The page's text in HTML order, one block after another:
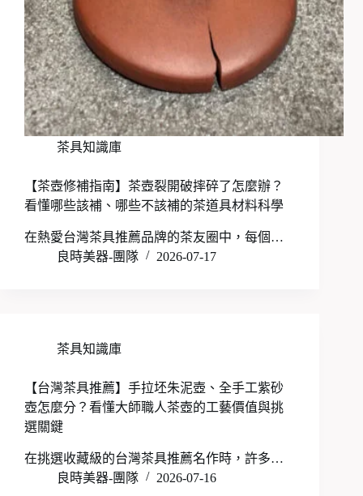
茶具知識庫
【茶壺修補指南】茶壺裂開破摔碎了怎麼辦？
看懂哪些該補、哪些不該補的茶道具材料科學
在熱愛台灣茶具推薦品牌的茶友圈中，每個…
良時美器-團隊
2026-07-17
茶具知識庫
【台灣茶具推薦】手拉坯朱泥壺、全手工紫砂
壺怎麼分？看懂大師職人茶壺的工藝價值與挑
選關鍵
在挑選收藏級的台灣茶具推薦名作時，許多…
良時美器-團隊
2026-07-16